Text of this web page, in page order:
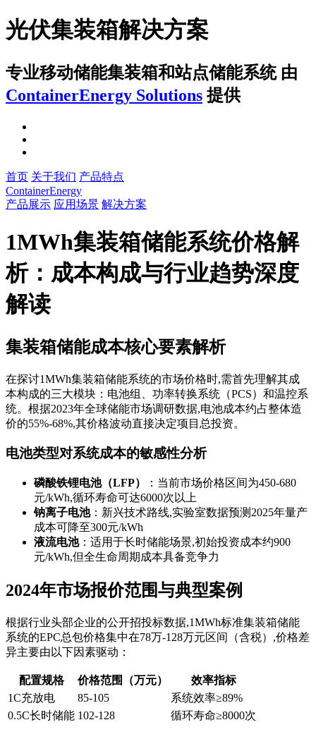
光伏集装箱解决方案
专业移动储能集装箱和站点储能系统 由
ContainerEnergy Solutions 提供
首页 关于我们 产品特点
ContainerEnergy
产品展示 应用场景 解决方案
1MWh集装箱储能系统价格解
析：成本构成与行业趋势深度
解读
集装箱储能成本核心要素解析
在探讨1MWh集装箱储能系统的市场价格时,需首先理解其成
本构成的三大模块：电池组、功率转换系统（PCS）和温控系
统。根据2023年全球储能市场调研数据,电池成本约占整体造
价的55%-68%,其价格波动直接决定项目总投资。
电池类型对系统成本的敏感性分析
磷酸铁锂电池（LFP）
：当前市场价格区间为450-680
元/kWh,循环寿命可达6000次以上
钠离子电池：新兴技术路线,实验室数据预测2025年量产
成本可降至300元/kWh
液流电池：适用于长时储能场景,初始投资成本约900
元/kWh,但全生命周期成本具备竞争力
2024年市场报价范围与典型案例
根据行业头部企业的公开招投标数据,1MWh标准集装箱储能
系统的EPC总包价格集中在78万-128万元区间（含税）,价格差
异主要由以下因素驱动：
配置规格 价格范围（万元）
效率指标
1C充放电
85-105
系统效率≥89%
0.5C长时储能 102-128 循环寿命≥8000次